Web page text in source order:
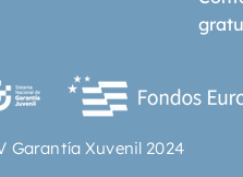
Garantía Xuvenil 2024